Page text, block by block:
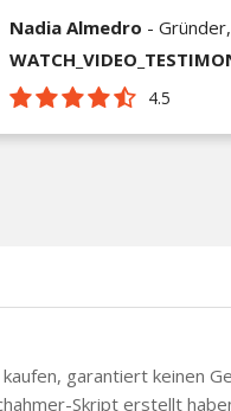
Nadia Almedro -
4.5
garantiert keinen
Skript erstellt